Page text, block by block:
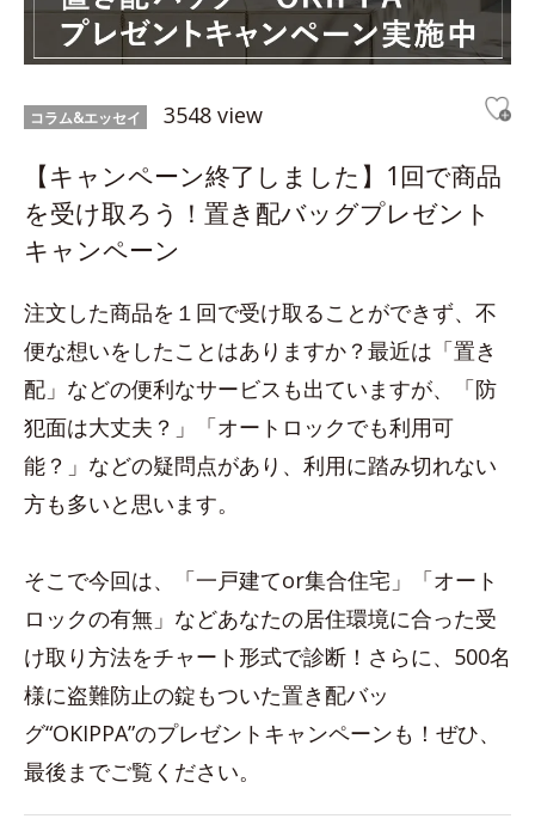
コラム&エッセイ 3548 view
【キャンペーン終了しました】1回で商品
を受け取ろう！置き配バッグプレゼント
キャンペーン
注文した商品を１回で受け取ることができず、不
便な想いをしたことはありますか？最近は「置き
配」などの便利なサービスも出ていますが、「防
犯面は大丈夫？」「オートロックでも利用可
能？」などの疑問点があり、利用に踏み切れない
方も多いと思います。
そこで今回は、「一戸建てor集合住宅」「オート
ロックの有無」などあなたの居住環境に合った受
け取り方法をチャート形式で診断！さらに、500名
様に盗難防止の錠もついた置き配バッ
グ“OKIPPA”のプレゼントキャンペーンも！ぜひ、
最後までご覧ください。